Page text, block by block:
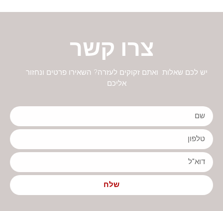
צרו קשר
יש לכם שאלות ואתם זקוקים לעזרה? השאירו פרטים ונחזור
אליכם
שלח